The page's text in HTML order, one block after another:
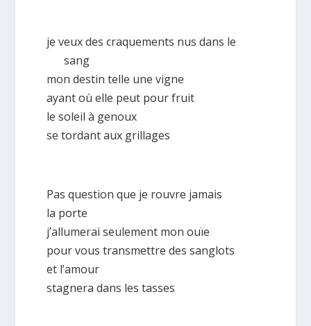
je veux des craquements nus dans le
sang
mon destin telle une vigne
ayant où elle peut pour fruit
le soleil à genoux
se tordant aux grillages
Pas question que je rouvre jamais
la porte
j’allumerai seulement mon ouïe
pour vous transmettre des sanglots
et l’amour
stagnera dans les tasses